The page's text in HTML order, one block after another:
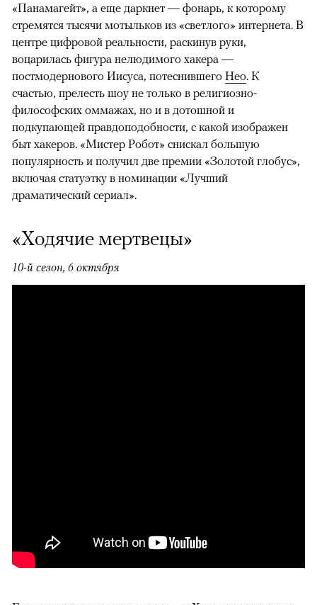
«Панамагейт», а еще даркнет — фонарь, к которому
стремятся тысячи мотыльков из «светлого» интернета. В
центре цифровой реальности, раскинув руки,
воцарилась фигура нелюдимого хакера —
постмодернового Иисуса, потеснившего Нео. К
счастью, прелесть шоу не только в религиозно-
философских оммажах, но и в дотошной и
подкупающей правдоподобности, с какой изображен
быт хакеров. «Мистер Робот» снискал большую
популярность и получил две премии «Золотой глобус»,
включая статуэтку в номинации «Лучший
драматический сериал».
«Ходячие мертвецы»
10-й сезон, 6 октября